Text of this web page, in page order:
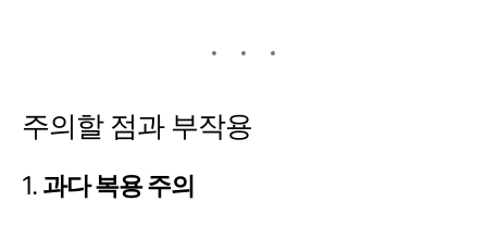
주의할 점과 부작용
1. 과다 복용 주의